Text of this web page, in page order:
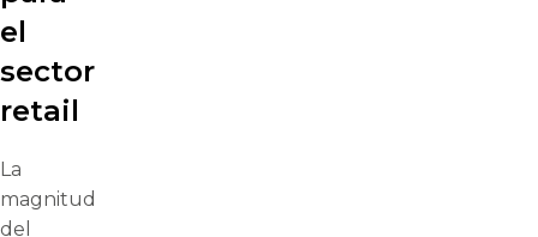
el
sector
retail
La
magnitud
del